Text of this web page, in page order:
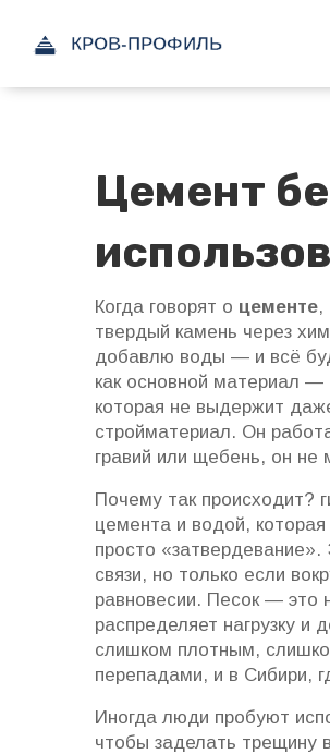
Цемент
Когда говорят о цементе,
твердый камень через
добавлю воды — и всё
как основной материал —
которая не выдержит
стройматериал. Он
гравий или щебень, он не
Почему так происходит?
цемента и водой, которая
просто
связи, но только если
равновесии. Песок — это
распределяет нагрузку и
слишком плотным,
перепадами, и в Сибири,
Иногда люди пробуют
чтобы заделать трещину